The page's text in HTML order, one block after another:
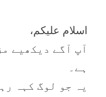
اسلام علیکم،
آپ آگے دیکھیے
ہے۔
یہ جو لوگ کہہ